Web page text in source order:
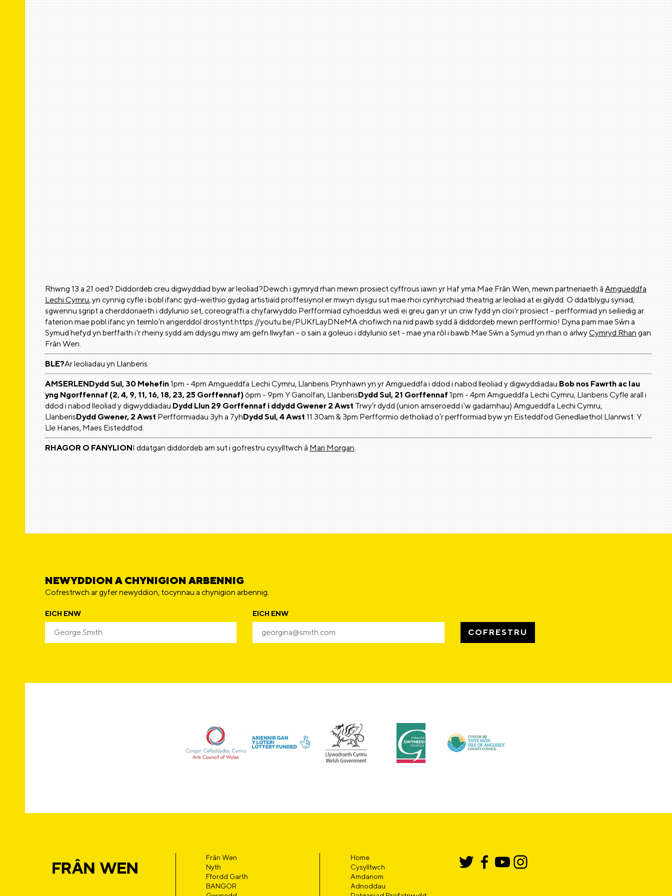
Rhwng 13 a 21 oed? Diddordeb creu digwyddiad byw ar leoliad?Dewch i gymryd rhan mewn prosiect cyffrous iawn yr Haf yma.Mae Frân Wen, mewn partneriaeth âAmgueddfa
Lechi Cymru, yn cynnig cyfle i bobl ifanc gyd-weithio gydag artistiaid proffesiynol er mwyn dysgu sut mae rhoi cynhyrchiad theatrig ar leoliad at ei gilydd. O ddatblygu syniad,
sgwennu sgript a cherddoriaeth i ddylunio set, coreograffi a chyfarwyddo.Perfformiad cyhoeddus wedi ei greu gan yr un criw fydd yn cloi'r prosiect – perfformiad yn seiliedig ar
faterion mae pobl ifanc yn teimlo’n angerddol drostynt.https://youtu.be/PUKfLayDNeMA chofiwch na nid pawb sydd â diddordeb mewn perfformio! Dyna pam mae Sŵn a
Symud hefyd yn berffaith i'r rheiny sydd am ddysgu mwy am gefn llwyfan - o sain a goleuo i ddylunio set - mae yna rôl i bawb.Mae Sŵn a Symud yn rhan o arlwyCymryd Rhangan
Frân Wen.
BLE?Ar leoliadau yn Llanberis.
AMSERLENDydd Sul, 30 Mehefin1pm - 4pm Amgueddfa Lechi Cymru, Llanberis Prynhawn yn yr Amgueddfa i ddod i nabod lleoliad y digwyddiadau.Bob nos Fawrth ac Iau
yng Ngorffennaf (2, 4, 9, 11, 16, 18, 23, 25 Gorffennaf)6pm - 9pm Y Ganolfan, LlanberisDydd Sul, 21 Gorffennaf1pm - 4pm Amgueddfa Lechi Cymru, Llanberis Cyfle arall i
ddod i nabod lleoliad y digwyddiadau.Dydd Llun 29 Gorffennaf i ddydd Gwener 2 AwstTrwy’r dydd (union amseroedd i'w gadarnhau) Amgueddfa Lechi Cymru,
LlanberisDydd Gwener, 2 AwstPerfformiadau 3yh a 7yhDydd Sul, 4 Awst11.30am & 3pm Perfformio detholiad o’r perfformiad byw yn Eisteddfod Genedlaethol Llanrwst. Y
Lle Hanes, Maes Eisteddfod.
RHAGOR O FANYLIONI ddatgan diddordeb am sut i gofrestru cysylltwch âMari Morgan.
NEWYDDION A CHYNIGION ARBENNIG
Cofrestrwch ar gyfer newyddion, tocynnau a chynigion arbennig.
EICH ENW EICH ENW
Frân Wen
Nyth
Ffordd Garth
BANGOR
Home
Cysylltwch
Amdanom
Adnoddau